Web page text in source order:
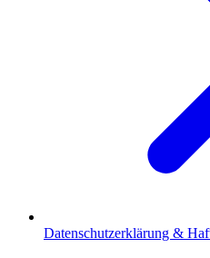
Datenschutzerklärung &